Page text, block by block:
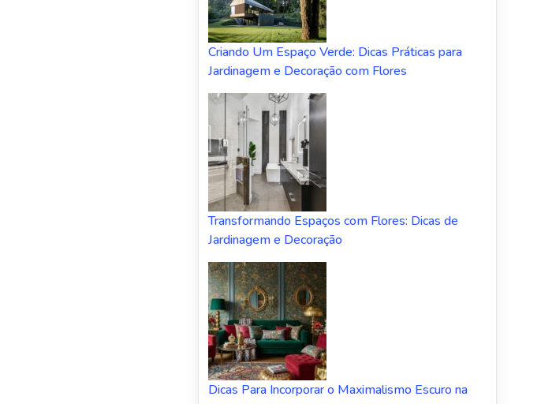
Criando Um Espaço Verde: Dicas Práticas para
Jardinagem e Decoração com Flores
Transformando Espaços com Flores: Dicas de
Jardinagem e Decoração
Dicas Para Incorporar o Maximalismo Escuro na